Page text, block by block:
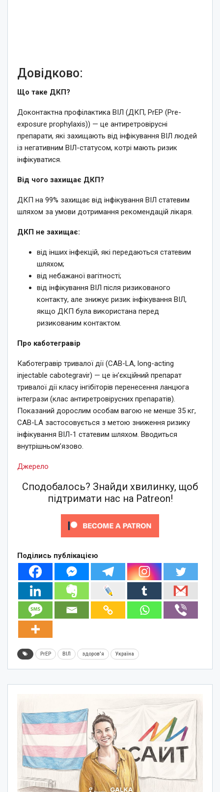
Довідково:
Що таке ДКП?
Доконтактна профілактика ВІЛ (ДКП, PrEP (Pre-
exposure prophylaxis)) — це антиретровірусні
препарати, які захищають від інфікування ВІЛ людей
із негативним ВІЛ-статусом, котрі мають ризик
інфікуватися.
Від чого захищає ДКП?
ДКП на 99% захищає від інфікування ВІЛ статевим
шляхом за умови дотримання рекомендацій лікаря.
ДКП не захищає:
від інших інфекцій, які передаються статевим
шляхом;
від небажаної вагітності;
від інфікування ВІЛ після ризикованого
контакту, але знижує ризик інфікування ВІЛ,
якщо ДКП була використана перед
ризикованим контактом.
Про каботегравір
Каботегравір тривалої дії (СAB-LA, long-acting
injectable cabotegravir) — це ін’єкційний препарат
тривалої дії класу інгібіторів перенесення ланцюга
інтегрази (клас антиретровірусних препаратів).
Показаний дорослим особам вагою не менше 35 кг,
CAB-LA застосовується з метою зниження ризику
інфікування ВІЛ-1 статевим шляхом. Вводиться
внутрішньом’язово.
Джерело
Сподобалось? Знайди хвилинку, щоб
підтримати нас на Patreon!
Поділись публікацією
PrEP ВІЛ здоров'я Україна